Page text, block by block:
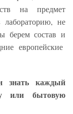
на предмет
не
берем состав и
европейские
знать каждый
или бытовую